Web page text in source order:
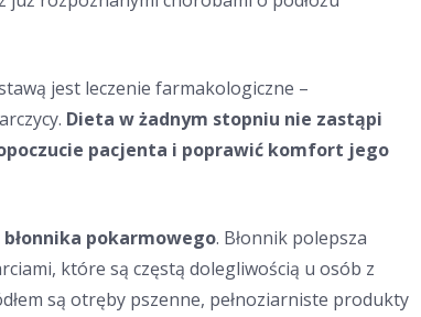
jest leczenie farmakologiczne –
Dieta w żadnym stopniu nie zastąpi
pacjenta i poprawić komfort jego
błonnika pokarmowego. Błonnik polepsza
które są częstą dolegliwością u osób z
są otręby pszenne, pełnoziarniste produkty